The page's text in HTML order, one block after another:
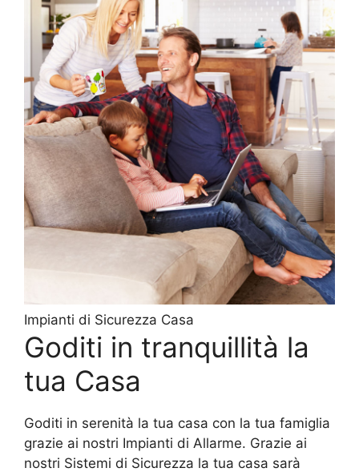
Impianti di Sicurezza Casa
Goditi in tranquillità la
tua Casa
Goditi in serenità la tua casa con la tua famiglia
grazie ai nostri Impianti di Allarme. Grazie ai
nostri Sistemi di Sicurezza la tua casa sarà